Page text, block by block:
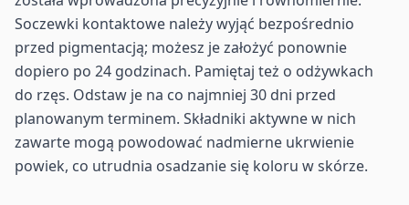
Soczewki kontaktowe należy wyjąć bezpośrednio
przed pigmentacją; możesz je założyć ponownie
dopiero po 24 godzinach. Pamiętaj też o odżywkach
do rzęs. Odstaw je na co najmniej 30 dni przed
planowanym terminem. Składniki aktywne w nich
zawarte mogą powodować nadmierne ukrwienie
powiek, co utrudnia osadzanie się koloru w skórze.